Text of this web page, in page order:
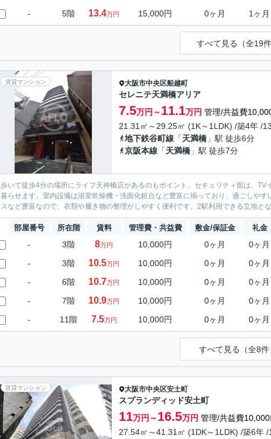
- 5階 13.4万円 15,000円 0ヶ月 1ヶ月
すべて見る（全19件
賃貸マンション 大阪市中央区船越町
セレニテ天満橋アリア
7.5万円～11.1万円 管理/共益費
21.31㎡～29.25㎡ (1K～1LDK) /築4年 /
地下鉄谷町線 「天満橋 」駅 徒歩6分
京阪本線 「天満橋 」駅 徒歩7分
歩いて徒歩4分の場所にライフ天神橋店があるのもポイント。セキュリティ面は、
暮らせます。室内設備は浴室乾燥機・洗面化粧台など豊富に揃っており、過ごしや
スなど豊富なので、衣類や履き物の整理がしやすく便利です。2駅利用できる立地と
部屋番号 所在階 賃料 管理費・共益費 敷金/保証金 礼金
- 3階 8万円 10,000円 0ヶ月 0ヶ月
- 3階 10.5万円 10,000円 0ヶ月 0ヶ月
- 6階 10.7万円 10,000円 0ヶ月 0ヶ月
- 7階 10.9万円 10,000円 0ヶ月 0ヶ月
- 11階 7.5万円 10,000円 0ヶ月 0ヶ月
すべて見る（全8件
賃貸マンション 大阪市中央区安土町
スプランディッド安土町
11万円～16.5万円 管理/共益費10,000
27.54㎡～41.31㎡ (1DK～1LDK) /築6年 /